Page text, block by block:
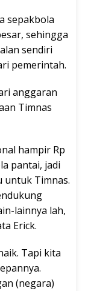
sepakbola
sehingga
sendiri
pemerintah.
anggaran
Timnas
hampir Rp
pantai, jadi
untuk Timnas.
lainnya lah,
Erick.
Tapi kita
(negara)